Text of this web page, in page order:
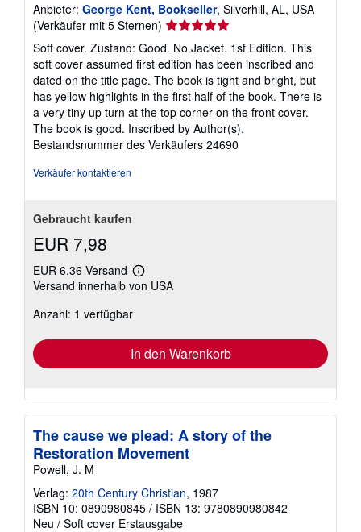
Anbieter: George Kent, Bookseller, Silverhill, AL, USA
(Verkäufer mit 5 Sternen) Verkäuferbewertung
5
von
5
Sternen
Soft cover. Zustand: Good. No Jacket. 1st Edition. This
soft cover assumed first edition has been inscribed and
dated on the title page. The book is tight and bright, but
has yellow highlights in the first half of the book. There is
a very tiny up turn at the top corner on the front cover.
The book is good. Inscribed by Author(s).
Bestandsnummer des Verkäufers 24690
Verkäufer kontaktieren
Gebraucht kaufen
EUR 7,98
EUR 6,36 Versand
Weitere
Informationen
Versand innerhalb von USA
Anzahl: 1 verfügbar
In den Warenkorb
The cause we plead: A story of the
Restoration Movement
Powell, J. M
Verlag: 20th Century Christian, 1987
ISBN 10: 0890980845 / ISBN 13: 9780890980842
Neu / Soft cover Erstausgabe